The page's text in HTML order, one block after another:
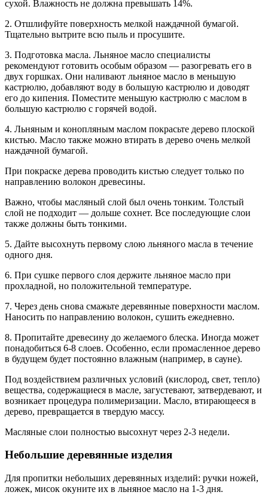
сухой. Влажность не должна превышать 14%.
2. Отшлифуйте поверхность мелкой наждачной бумагой.
Тщательно вытрите всю пыль и просушите.
3. Подготовка масла. Льняное масло специалисты
рекомендуют готовить особым образом — разогревать его в
двух горшках. Они наливают льняное масло в меньшую
кастрюлю, добавляют воду в большую кастрюлю и доводят
его до кипения. Поместите меньшую кастрюлю с маслом в
большую кастрюлю с горячей водой.
4. Льняным и конопляным маслом покрасьте дерево плоской
кистью. Масло также можно втирать в дерево очень мелкой
наждачной бумагой.
При покраске дерева проводить кистью следует только по
направлению волокон древесины.
Важно, чтобы масляный слой был очень тонким. Толстый
слой не подходит — дольше сохнет. Все последующие слои
также должны быть тонкими.
5. Дайте высохнуть первому слою льняного масла в течение
одного дня.
6. При сушке первого слоя держите льняное масло при
прохладной, но положительной температуре.
7. Через день снова смажьте деревянные поверхности маслом.
Наносить по направлению волокон, сушить ежедневно.
8. Пропитайте древесину до желаемого блеска. Иногда может
понадобиться 6-8 слоев. Особенно, если промасленное дерево
в будущем будет постоянно влажным (например, в сауне).
Под воздействием различных условий (кислород, свет, тепло)
вещества, содержащиеся в масле, загустевают, затвердевают, и
возникает процедура полимеризации. Масло, втирающееся в
дерево, превращается в твердую массу.
Масляные слои полностью высохнут через 2-3 недели.
Небольшие деревянные изделия
Для пропитки небольших деревянных изделий: ручки ножей,
ложек, мисок окуните их в льняное масло на 1-3 дня.